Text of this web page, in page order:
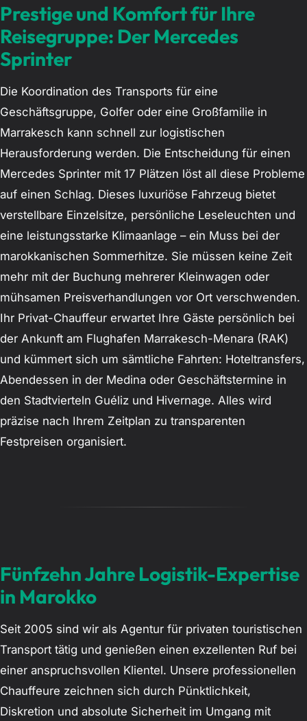
Prestige und Komfort für Ihre
Reisegruppe: Der Mercedes
Sprinter
Die Koordination des Transports für eine
Geschäftsgruppe, Golfer oder eine Großfamilie in
Marrakesch kann schnell zur logistischen
Herausforderung werden. Die Entscheidung für einen
Mercedes Sprinter mit 17 Plätzen löst all diese Probleme
auf einen Schlag. Dieses luxuriöse Fahrzeug bietet
verstellbare Einzelsitze, persönliche Leseleuchten und
eine leistungsstarke Klimaanlage – ein Muss bei der
marokkanischen Sommerhitze. Sie müssen keine Zeit
mehr mit der Buchung mehrerer Kleinwagen oder
mühsamen Preisverhandlungen vor Ort verschwenden.
Ihr Privat-Chauffeur erwartet Ihre Gäste persönlich bei
der Ankunft am Flughafen Marrakesch-Menara (RAK)
und kümmert sich um sämtliche Fahrten: Hoteltransfers,
Abendessen in der Medina oder Geschäftstermine in
den Stadtvierteln Guéliz und Hivernage. Alles wird
präzise nach Ihrem Zeitplan zu transparenten
Festpreisen organisiert.
Fünfzehn Jahre Logistik-Expertise
in Marokko
Seit 2005 sind wir als Agentur für privaten touristischen
Transport tätig und genießen einen exzellenten Ruf bei
einer anspruchsvollen Klientel. Unsere professionellen
Chauffeure zeichnen sich durch Pünktlichkeit,
Diskretion und absolute Sicherheit im Umgang mit